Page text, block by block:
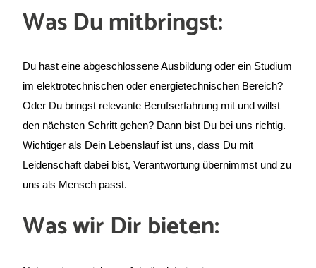
Was Du mitbringst:
Du hast eine abgeschlossene Ausbildung oder ein Studium
im elektrotechnischen oder energietechnischen Bereich?
Oder Du bringst relevante Berufserfahrung mit und willst
den nächsten Schritt gehen? Dann bist Du bei uns richtig.
Wichtiger als Dein Lebenslauf ist uns, dass Du mit
Leidenschaft dabei bist, Verantwortung übernimmst und zu
uns als Mensch passt.
Was wir Dir bieten: